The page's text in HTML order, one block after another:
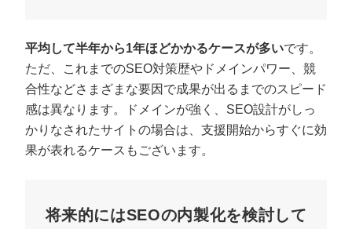
平均して半年から1年ほどかかるケースが多いです。
ただ、これまでのSEO対策歴やドメインパワー、競
合性などさまざまな要因で成果が出るまでのスピード
感は異なります。ドメインが強く、SEO設計がしっ
かりなされたサイトの場合は、支援開始からすぐに効
果が表れるケースもございます。
将来的にはSEOの内製化を検討して